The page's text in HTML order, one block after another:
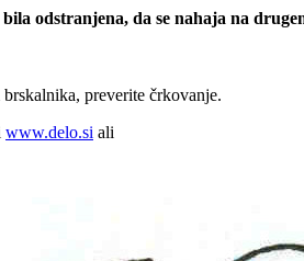
odstranjena, da se nahaja na
preverite črkovanje.
www.delo.si ali